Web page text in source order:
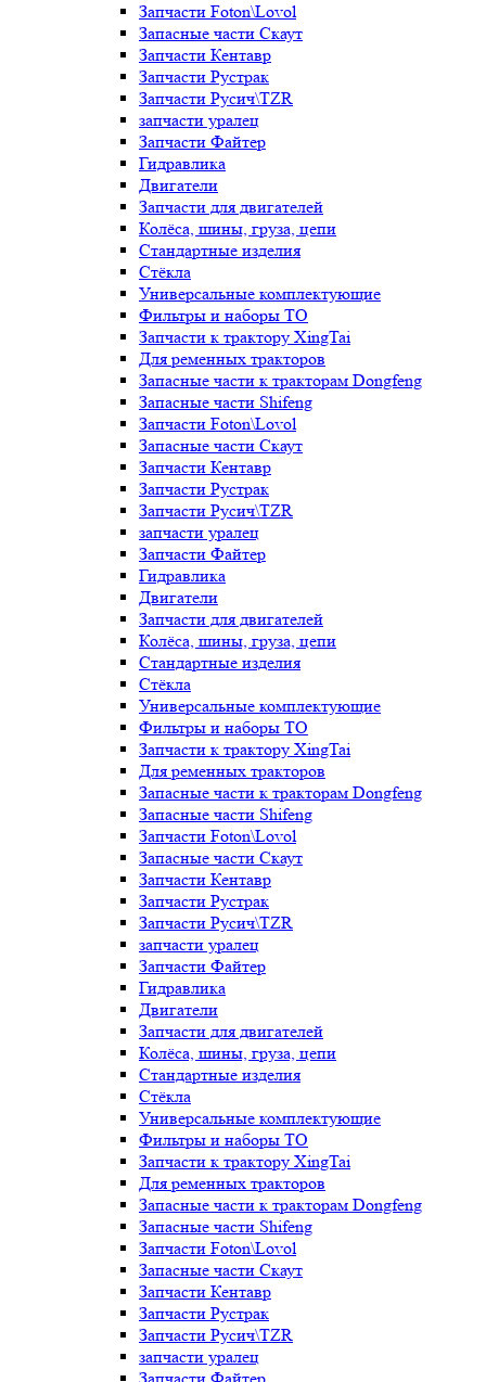
Запчасти Foton\Lovol
Запасные части Скаут
Запчасти Кентавр
Запчасти Рустрак
Запчасти Русич\TZR
запчасти уралец
Запчасти Файтер
Гидравлика
Двигатели
Запчасти для двигателей
Колёса, шины, груза, цепи
Стандартные изделия
Стёкла
Универсальные комплектующие
Фильтры и наборы ТО
Запчасти к трактору XingTai
Для ременных тракторов
Запасные части к тракторам Dongfeng
Запасные части Shifeng
Запчасти Foton\Lovol
Запасные части Скаут
Запчасти Кентавр
Запчасти Рустрак
Запчасти Русич\TZR
запчасти уралец
Запчасти Файтер
Гидравлика
Двигатели
Запчасти для двигателей
Колёса, шины, груза, цепи
Стандартные изделия
Стёкла
Универсальные комплектующие
Фильтры и наборы ТО
Запчасти к трактору XingTai
Для ременных тракторов
Запасные части к тракторам Dongfeng
Запасные части Shifeng
Запчасти Foton\Lovol
Запасные части Скаут
Запчасти Кентавр
Запчасти Рустрак
Запчасти Русич\TZR
запчасти уралец
Запчасти Файтер
Гидравлика
Двигатели
Запчасти для двигателей
Колёса, шины, груза, цепи
Стандартные изделия
Стёкла
Универсальные комплектующие
Фильтры и наборы ТО
Запчасти к трактору XingTai
Для ременных тракторов
Запасные части к тракторам Dongfeng
Запасные части Shifeng
Запчасти Foton\Lovol
Запасные части Скаут
Запчасти Кентавр
Запчасти Рустрак
Запчасти Русич\TZR
запчасти уралец